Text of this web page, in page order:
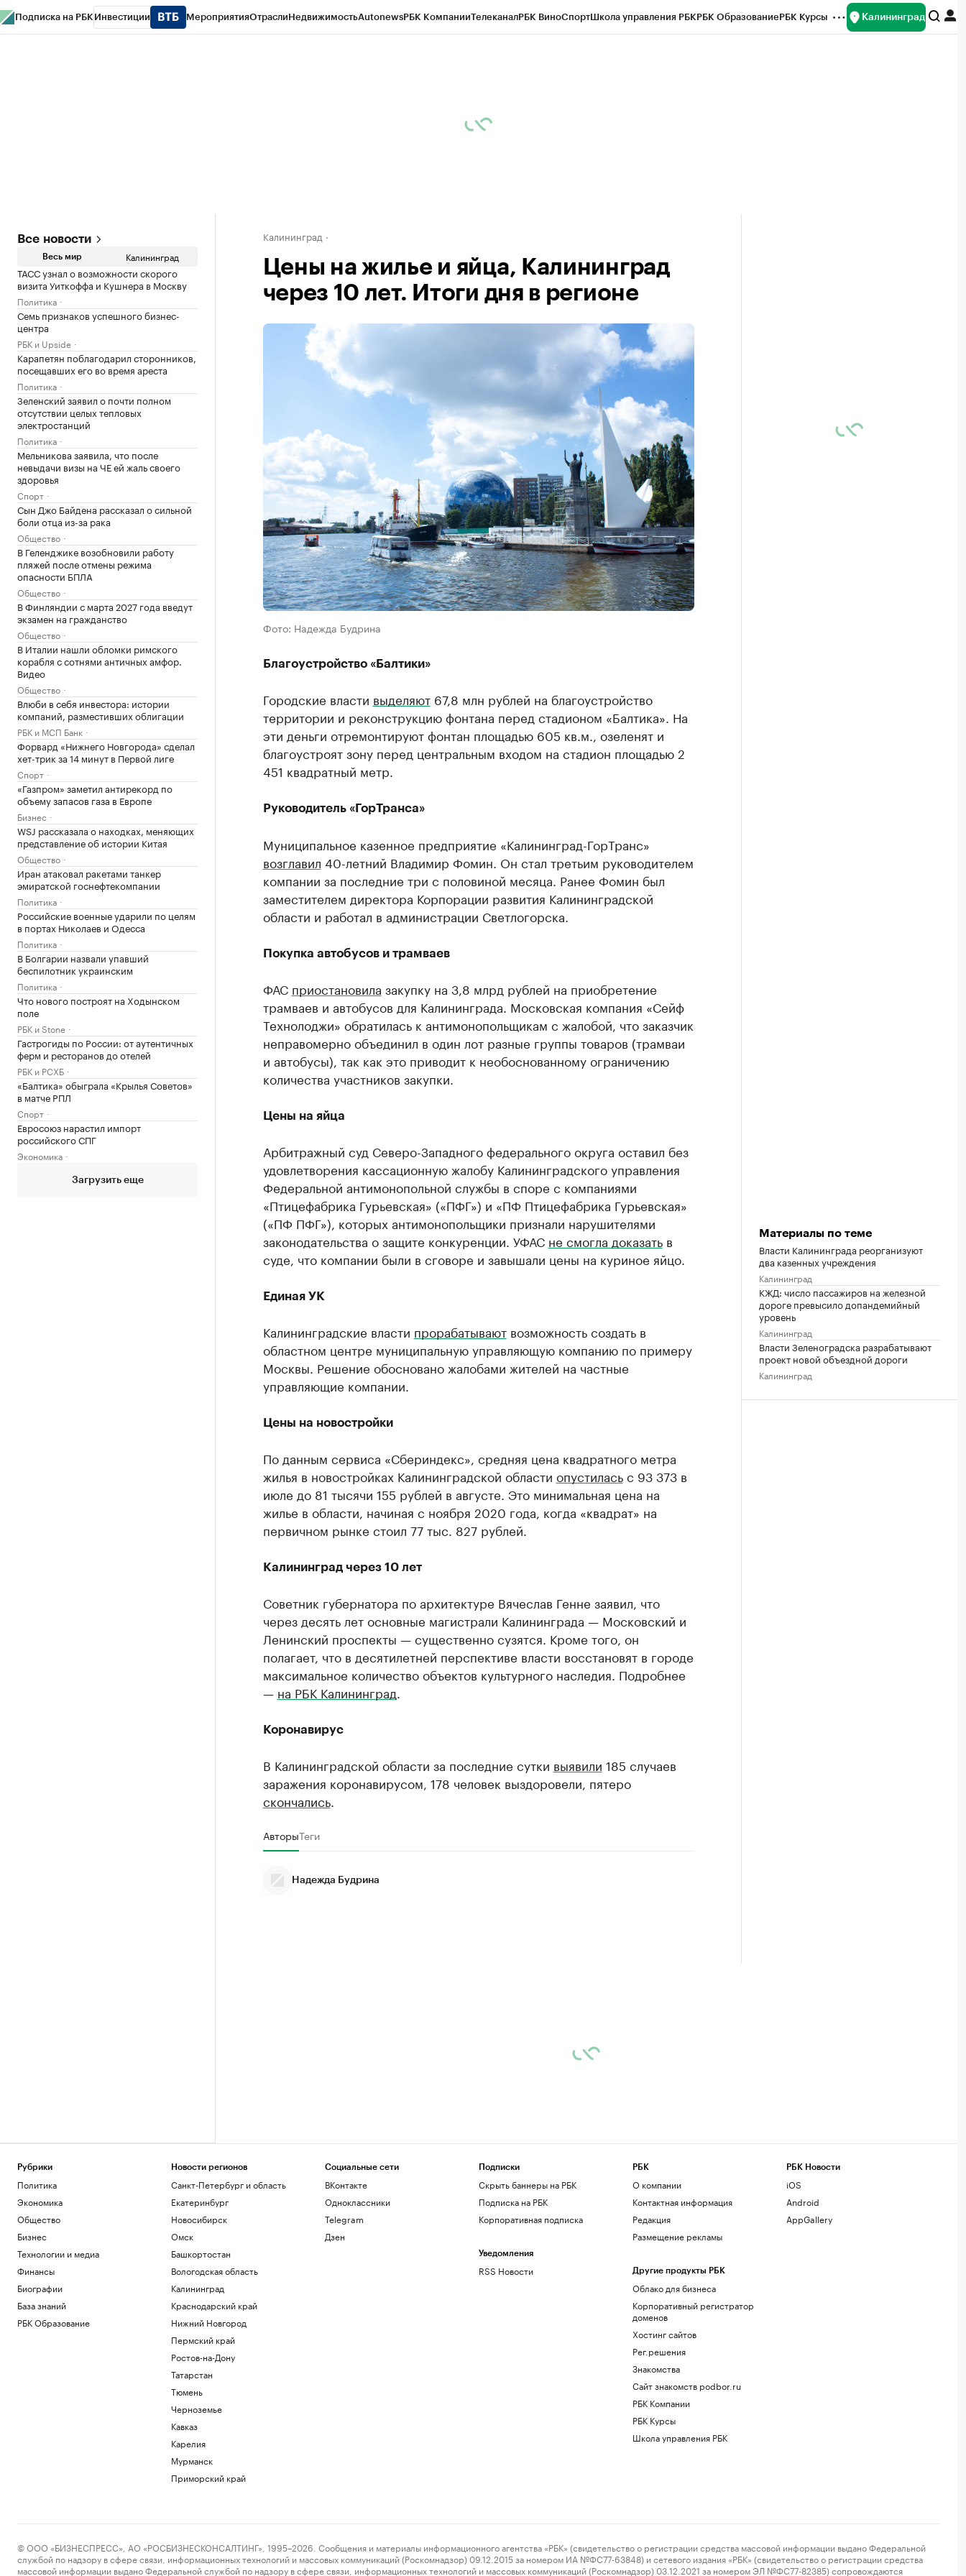
Подписка на РБК Инвестиции МероприятияОтраслиНедвижимостьAutonewsРБК КомпанииТелеканалРБК ВиноСпортШкола управления РБКРБК ОбразованиеРБК Курсы Калининград
Все новости
Весь мир Калининград
ТАСС узнал о возможности скорого
визита Уиткоффа и Кушнера в Москву
Политика
Семь признаков успешного бизнес-
центра
РБК и Upside
Карапетян поблагодарил сторонников,
посещавших его во время ареста
Политика
Зеленский заявил о почти полном
отсутствии целых тепловых
электростанций
Политика
Мельникова заявила, что после
невыдачи визы на ЧЕ ей жаль своего
здоровья
Спорт
Сын Джо Байдена рассказал о сильной
боли отца из-за рака
Общество
В Геленджике возобновили работу
пляжей после отмены режима
опасности БПЛА
Общество
В Финляндии с марта 2027 года введут
экзамен на гражданство
Общество
В Италии нашли обломки римского
корабля с сотнями античных амфор.
Видео
Общество
Влюби в себя инвестора: истории
компаний, разместивших облигации
РБК и МСП Банк
Форвард «Нижнего Новгорода» сделал
хет-трик за 14 минут в Первой лиге
Спорт
«Газпром» заметил антирекорд по
объему запасов газа в Европе
Бизнес
WSJ рассказала о находках, меняющих
представление об истории Китая
Общество
Иран атаковал ракетами танкер
эмиратской госнефтекомпании
Политика
Российские военные ударили по целям
в портах Николаев и Одесса
Политика
В Болгарии назвали упавший
беспилотник украинским
Политика
Что нового построят на Ходынском
поле
РБК и Stone
Гастрогиды по России: от аутентичных
ферм и ресторанов до отелей
РБК и РСХБ
«Балтика» обыграла «Крылья Советов»
в матче РПЛ
Спорт
Евросоюз нарастил импорт
российского СПГ
Экономика
Загрузить еще
Калининград
Цены на жилье и яйца, Калининград
через 10 лет. Итоги дня в регионе
Фото: Надежда Будрина
Благоустройство «Балтики»
Городские власти выделяют67,8 млн рублей на благоустройство
территории и реконструкцию фонтана перед стадионом «Балтика». На
эти деньги отремонтируют фонтан площадью 605 кв.м., озеленят и
благоустроят зону перед центральным входом на стадион площадью 2
451 квадратный метр.
Руководитель «ГорТранса»
Муниципальное казенное предприятие «Калининград-ГорТранс»
возглавил 40-летний Владимир Фомин. Он стал третьим руководителем
компании за последние три с половиной месяца. Ранее Фомин был
заместителем директора Корпорации развития Калининградской
области и работал в администрации Светлогорска.
Покупка автобусов и трамваев
ФАС приостановила закупку на 3,8 млрд рублей на приобретение
трамваев и автобусов для Калининграда. Московская компания «Сейф
Технолоджи» обратилась к антимонопольщикам с жалобой, что заказчик
неправомерно объединил в один лот разные группы товаров (трамваи
и автобусы), так как это приводит к необоснованному ограничению
количества участников закупки.
Цены на яйца
Арбитражный суд Северо-Западного федерального округа оставил без
удовлетворения кассационную жалобу Калининградского управления
Федеральной антимонопольной службы в споре с компаниями
«Птицефабрика Гурьевская» («ПФГ») и «ПФ Птицефабрика Гурьевская»
(«ПФ ПФГ»), которых антимонопольщики признали нарушителями
законодательства о защите конкуренции. УФАС не смогла доказатьв
суде, что компании были в сговоре и завышали цены на куриное яйцо.
Единая УК
Калининградские власти прорабатываютвозможность создать в
областном центре муниципальную управляющую компанию по примеру
Москвы. Решение обосновано жалобами жителей на частные
управляющие компании.
Цены на новостройки
По данным сервиса «Сбериндекс», средняя цена квадратного метра
жилья в новостройках Калининградской области опустиласьс 93 373 в
июле до 81 тысячи 155 рублей в августе. Это минимальная цена на
жилье в области, начиная с ноября 2020 года, когда «квадрат» на
первичном рынке стоил 77 тыс. 827 рублей.
Калининград через 10 лет
Советник губернатора по архитектуре Вячеслав Генне заявил, что
через десять лет основные магистрали Калининграда — Московский и
Ленинский проспекты — существенно сузятся. Кроме того, он
полагает, что в десятилетней перспективе власти восстановят в городе
максимальное количество объектов культурного наследия. Подробнее
— на РБК Калининград
Коронавирус
В Калининградской области за последние сутки выявили 185 случаев
заражения коронавирусом, 178 человек выздоровели, пятеро
скончались.
АвторыТеги
Надежда Будрина
Материалы по теме
Власти Калининграда реорганизуют
два казенных учреждения
Калининград
КЖД: число пассажиров на железной
дороге превысило допандемийный
уровень
Калининград
Власти Зеленоградска разрабатывают
проект новой объездной дороги
Калининград
Рубрики
Политика
Экономика
Общество
Бизнес
Технологии и медиа
Финансы
Биографии
База знаний
РБК Образование
Новости регионов
Санкт-Петербург и область
Екатеринбург
Новосибирск
Омск
Башкортостан
Вологодская область
Калининград
Краснодарский край
Нижний Новгород
Пермский край
Ростов-на-Дону
Татарстан
Тюмень
Черноземье
Кавказ
Карелия
Мурманск
Приморский край
Социальные сети
ВКонтакте
Одноклассники
Telegram
Дзен
Подписки
Скрыть баннеры на РБК
Подписка на РБК
Корпоративная подписка
Уведомления
RSS Новости
РБК
О компании
Контактная информация
Редакция
Размещение рекламы
Другие продукты РБК
Облако для бизнеса
Корпоративный регистратор
доменов
Хостинг сайтов
Рег.решения
Знакомства
Сайт знакомств podbor.ru
РБК Компании
РБК Курсы
Школа управления РБК
РБК Новости
iOS
Android
AppGallery
© ООО «БИЗНЕСПРЕСС», АО «РОСБИЗНЕСКОНСАЛТИНГ», 1995–2026. Сообщения и материалы информационного агентства «РБК» (свидетельство о регистрации средства массовой информации выдано Федеральной
службой по надзору в сфере связи, информационных технологий и массовых коммуникаций (Роскомнадзор) 09.12.2015 за номером ИА №ФС77-63848) и сетевого издания «РБК» (свидетельство о регистрации средства
массовой информации выдано Федеральной службой по надзору в сфере связи, информационных технологий и массовых коммуникаций (Роскомнадзор) 03.12.2021 за номером ЭЛ №ФС77-82385) сопровождаются